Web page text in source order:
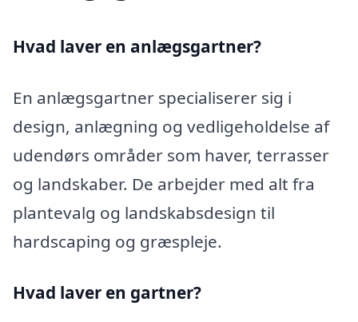
Hvad laver en anlægsgartner?
En anlægsgartner specialiserer sig i
design, anlægning og vedligeholdelse af
udendørs områder som haver, terrasser
og landskaber. De arbejder med alt fra
plantevalg og landskabsdesign til
hardscaping og græspleje.
Hvad laver en gartner?